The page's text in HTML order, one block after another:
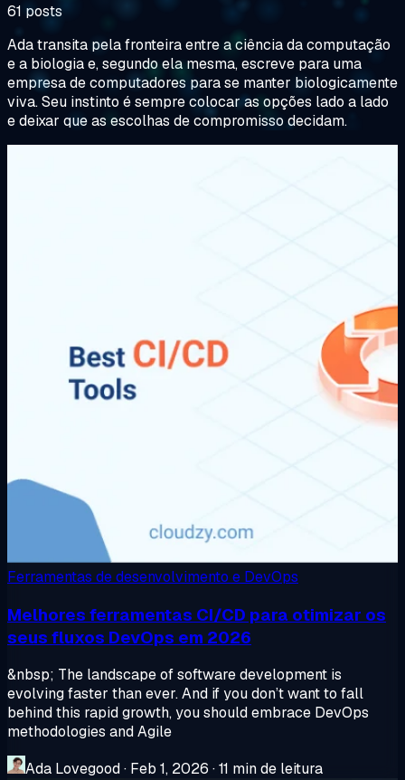
61 posts
Ada transita pela fronteira entre a ciência da computação
e a biologia e, segundo ela mesma, escreve para uma
empresa de computadores para se manter biologicamente
viva. Seu instinto é sempre colocar as opções lado a lado
e deixar que as escolhas de compromisso decidam.
Ferramentas de desenvolvimento e DevOps
Melhores ferramentas CI/CD para otimizar os
seus fluxos DevOps em 2026
&nbsp; The landscape of software development is
evolving faster than ever. And if you don’t want to fall
behind this rapid growth, you should embrace DevOps
methodologies and Agile
Ada Lovegood· Feb 1, 2026 ·11 min de leitura